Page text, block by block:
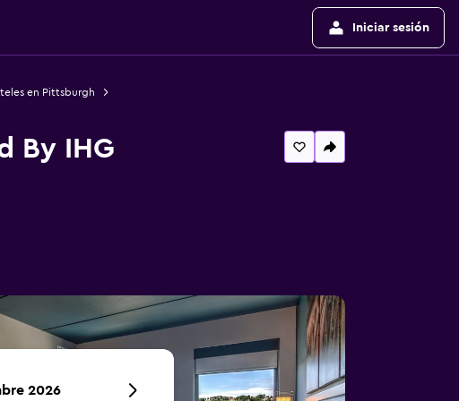
Iniciar sesión
en Pittsburgh
By IHG
2026